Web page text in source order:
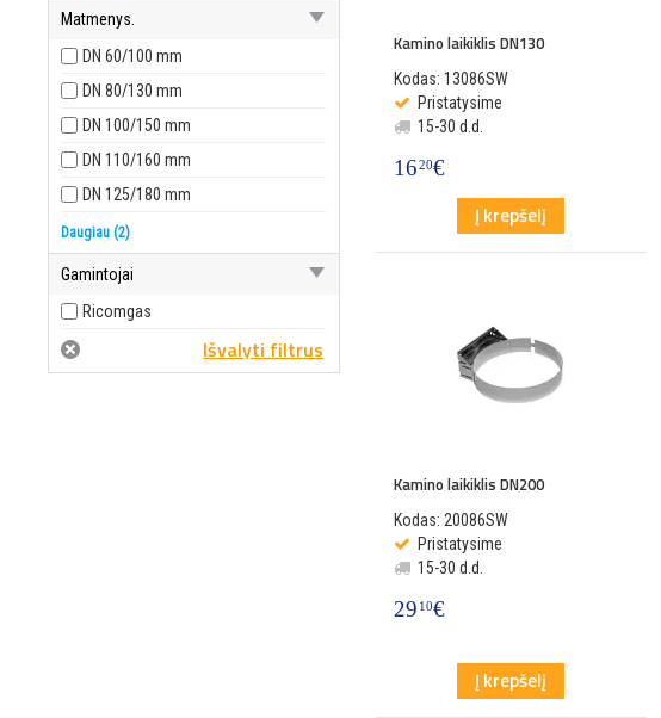
Kamino laikiklis DN130
Kodas: 13086SW
Pristatysime
15-30 d.d.
1620€
Į krepšelį
Kamino laikiklis DN200
Kodas: 20086SW
Pristatysime
15-30 d.d.
29 10€
Į krepšelį
Matmenys.
DN 60/100 mm
DN 80/130 mm
DN 100/150 mm
DN 110/160 mm
DN 125/180 mm
DN 160/200 mm
DN 160/250 mm
Daugiau (2)
Gamintojai
Ricomgas